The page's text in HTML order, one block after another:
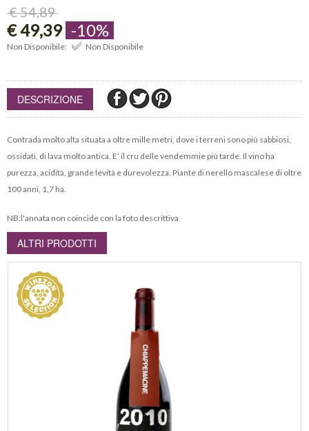
€ 54,89
€ 49,39 -10%
Non Disponibile: Non Disponibile
DESCRIZIONE
Contrada molto alta situata a oltre mille metri, dove i terreni sono più sabbiosi,
ossidati, di lava molto antica. E’ il cru delle vendemmie più tarde. Il vino ha
purezza, acidità, grande levità e durevolezza. Piante di nerello mascalese di oltre
100 anni, 1,7 ha.
NB:l'annata non coincide con la foto descrittiva
ALTRI PRODOTTI